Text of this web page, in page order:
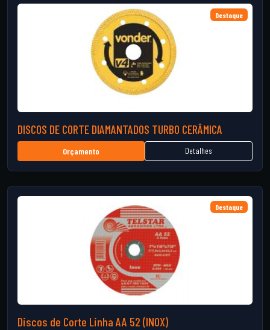
Destaque
DISCOS DE CORTE DIAMANTADOS TURBO CERÂMICA
Orçamento Detalhes
Destaque
Discos de Corte Linha AA 52 (INOX)